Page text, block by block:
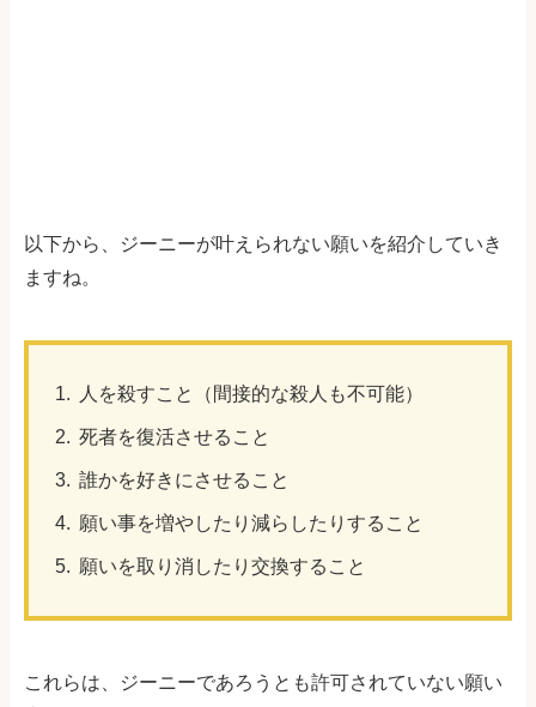
以下から、ジーニーが叶えられない願いを紹介していき
ますね。
人を殺すこと（間接的な殺人も不可能）
死者を復活させること
誰かを好きにさせること
願い事を増やしたり減らしたりすること
願いを取り消したり交換すること
これらは、ジーニーであろうとも許可されていない願い